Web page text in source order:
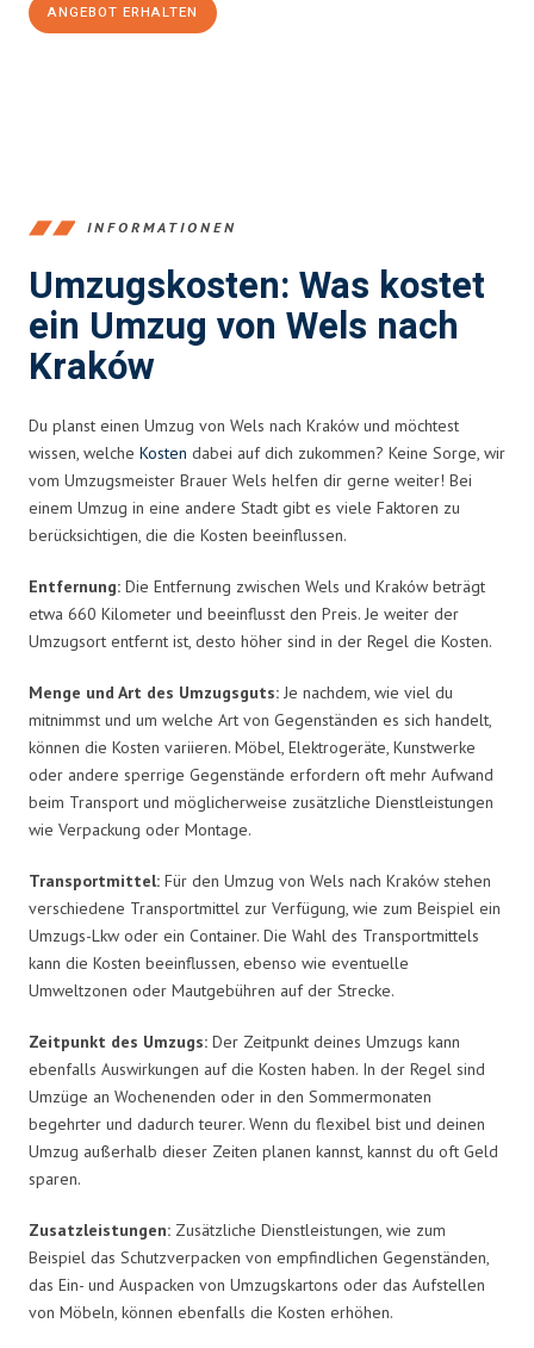
ANGEBOT ERHALTEN
INFORMATIONEN
Umzugskosten: Was kostet
ein Umzug von Wels nach
Kraków
Du planst einen Umzug von Wels nach Kraków und möchtest
wissen, welche Kosten dabei auf dich zukommen? Keine Sorge, wir
vom Umzugsmeister Brauer Wels helfen dir gerne weiter! Bei
einem Umzug in eine andere Stadt gibt es viele Faktoren zu
berücksichtigen, die die Kosten beeinflussen.
Entfernung: Die Entfernung zwischen Wels und Kraków beträgt
etwa 660 Kilometer und beeinflusst den Preis. Je weiter der
Umzugsort entfernt ist, desto höher sind in der Regel die Kosten.
Menge und Art des Umzugsguts: Je nachdem, wie viel du
mitnimmst und um welche Art von Gegenständen es sich handelt,
können die Kosten variieren. Möbel, Elektrogeräte, Kunstwerke
oder andere sperrige Gegenstände erfordern oft mehr Aufwand
beim Transport und möglicherweise zusätzliche Dienstleistungen
wie Verpackung oder Montage.
Transportmittel: Für den Umzug von Wels nach Kraków stehen
verschiedene Transportmittel zur Verfügung, wie zum Beispiel ein
Umzugs-Lkw oder ein Container. Die Wahl des Transportmittels
kann die Kosten beeinflussen, ebenso wie eventuelle
Umweltzonen oder Mautgebühren auf der Strecke.
Zeitpunkt des Umzugs: Der Zeitpunkt deines Umzugs kann
ebenfalls Auswirkungen auf die Kosten haben. In der Regel sind
Umzüge an Wochenenden oder in den Sommermonaten
begehrter und dadurch teurer. Wenn du flexibel bist und deinen
Umzug außerhalb dieser Zeiten planen kannst, kannst du oft Geld
sparen.
Zusatzleistungen: Zusätzliche Dienstleistungen, wie zum
Beispiel das Schutzverpacken von empfindlichen Gegenständen,
das Ein- und Auspacken von Umzugskartons oder das Aufstellen
von Möbeln, können ebenfalls die Kosten erhöhen.